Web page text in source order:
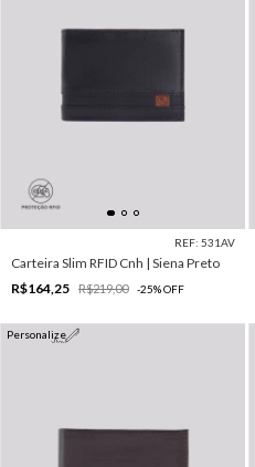
REF: 531AV
Carteira Slim RFID Cnh | Siena Preto
R$164,25
R$219,00 -25%OFF
Personalize